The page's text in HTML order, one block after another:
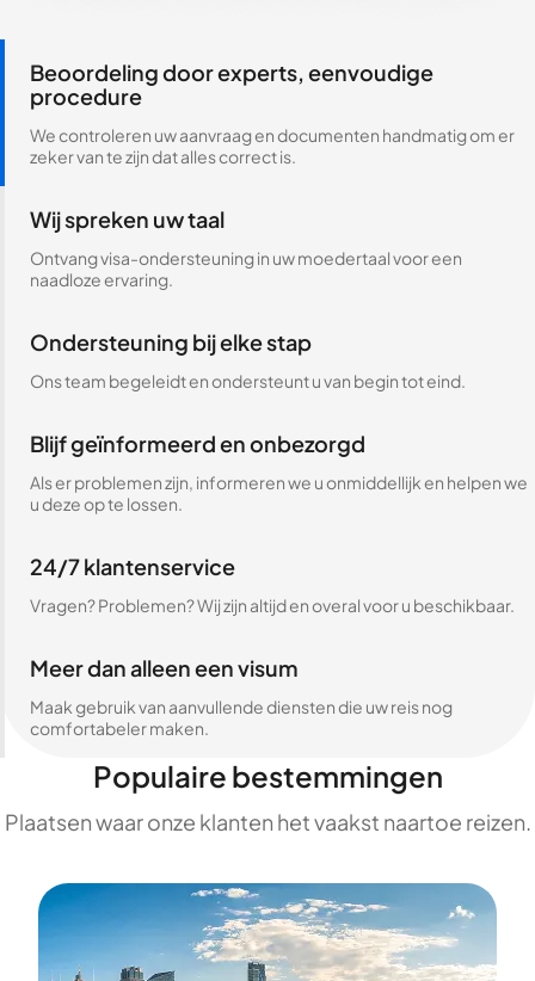
Beoordeling door experts, eenvoudige
procedure
We controleren uw aanvraag en documenten handmatig om er
zeker van te zijn dat alles correct is.
Wij spreken uw taal
Ontvang visa-ondersteuning in uw moedertaal voor een
naadloze ervaring.
Ondersteuning bij elke stap
Ons team begeleidt en ondersteunt u van begin tot eind.
Blijf geïnformeerd en onbezorgd
Als er problemen zijn, informeren we u onmiddellijk en helpen we
u deze op te lossen.
24/7 klantenservice
Vragen? Problemen? Wij zijn altijd en overal voor u beschikbaar.
Meer dan alleen een visum
Maak gebruik van aanvullende diensten die uw reis nog
comfortabeler maken.
Populaire bestemmingen
Plaatsen waar onze klanten het vaakst naartoe reizen.